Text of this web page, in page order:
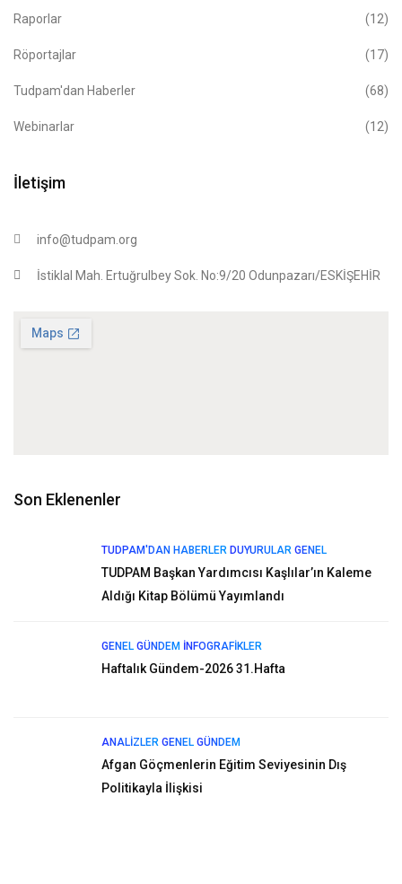
Raporlar (12)
Röportajlar (17)
Tudpam'dan Haberler (68)
Webinarlar (12)
İletişim
info@tudpam.org
İstiklal Mah. Ertuğrulbey Sok. No:9/20 Odunpazarı/ESKİŞEHİR
Son Eklenenler
TUDPAM'DAN HABERLER DUYURULAR GENEL
TUDPAM Başkan Yardımcısı Kaşlılar’ın Kaleme
Aldığı Kitap Bölümü Yayımlandı
GENEL GÜNDEM İNFOGRAFIKLER
Haftalık Gündem-2026 31.Hafta
ANALIZLER GENEL GÜNDEM
Afgan Göçmenlerin Eğitim Seviyesinin Dış
Politikayla İlişkisi